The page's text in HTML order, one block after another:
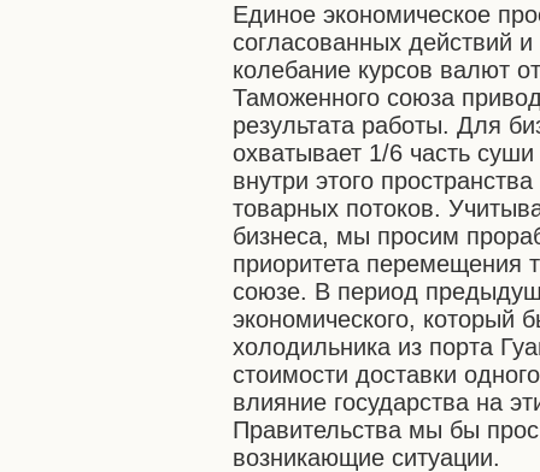
Единое экономическое
согласованных действий
колебание курсов валют
Таможенного союза
результата работы. Для
охватывает 1/6 часть
внутри этого
товарных потоков.
бизнеса, мы просим
приоритета перемещения
союзе. В период
экономического, который
холодильника из порта
стоимости доставки
влияние государства на
Правительства мы бы
возникающие ситуации.